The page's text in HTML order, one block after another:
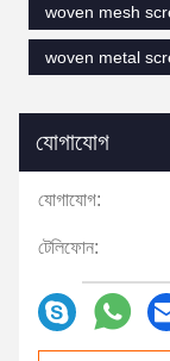
woven mesh
woven metal
যোগাযোগ
যোগাযোগ:
টেলিফোন: